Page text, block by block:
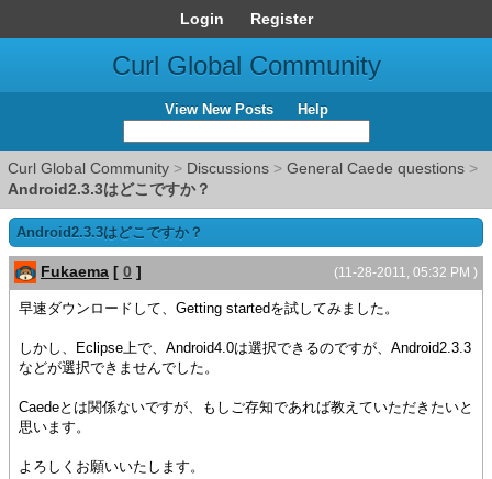
Login Register
Curl Global Community
View New Posts Help
Curl Global Community > Discussions > General Caede questions >
Android2.3.3はどこですか？
Android2.3.3はどこですか？
(11-28-2011, 05:32 PM )
Fukaema [ 0 ]
早速ダウンロードして、Getting startedを試してみました。
しかし、Eclipse上で、Android4.0は選択できるのですが、Android2.3.3
などが選択できませんでした。
Caedeとは関係ないですが、もしご存知であれば教えていただきたいと
思います。
よろしくお願いいたします。